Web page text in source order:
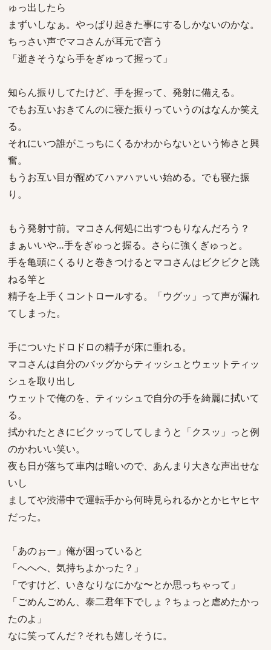
ゅっ出したら
まずいしなぁ。やっぱり起きた事にするしかないのかな。
ちっさい声でマコさんが耳元で言う
「逝きそうなら手をぎゅって握って」
知らん振りしてたけど、手を握って、発射に備える。
でもお互いおきてんのに寝た振りっていうのはなんか笑え
る。
それにいつ誰がこっちにくるかわからないという怖さと興
奮。
もうお互い目が醒めてハァハァいい始める。でも寝た振
り。
もう発射寸前。マコさん何処に出すつもりなんだろう？
まぁいいや…手をぎゅっと握る。さらに強くぎゅっと。
手を亀頭にくるりと巻きつけるとマコさんはビクビクと跳
ねる竿と
精子を上手くコントロールする。「ウグッ」って声が漏れ
てしまった。
手についたドロドロの精子が床に垂れる。
マコさんは自分のバッグからティッシュとウェットティッ
シュを取り出し
ウェットで俺のを、ティッシュで自分の手を綺麗に拭いて
る。
拭かれたときにビクッってしてしまうと「クスッ」っと例
のかわいい笑い。
夜も日が落ちて車内は暗いので、あんまり大きな声出せな
いし
ましてや渋滞中で運転手から何時見られるかとかヒヤヒヤ
だった。
「あのぉー」俺が困っていると
「へへへ、気持ちよかった？」
「ですけど、いきなりなにかな〜とか思っちゃって」
「ごめんごめん、泰二君年下でしょ？ちょっと虐めたかっ
たのよ」
なに笑ってんだ？それも嬉しそうに。